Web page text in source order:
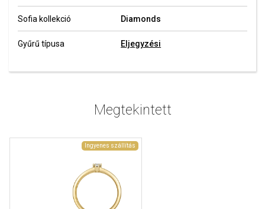
Sofia kollekció Diamonds
Gyűrű típusa Eljegyzési
Megtekintett
Ingyenes szállítás